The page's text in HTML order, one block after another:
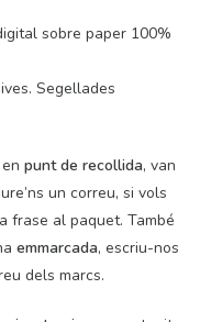
sobre paper 100%
Segellades
enpunt de recollida, van
un correu, si vols
frase al paquet. També
emmarcada, escriu-nos
dels marcs.